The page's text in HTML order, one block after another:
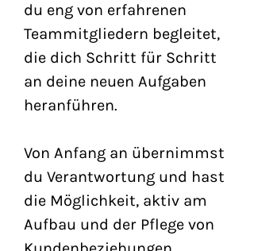
du eng von erfahrenen
Teammitgliedern begleitet,
die dich Schritt für Schritt
an deine neuen Aufgaben
heranführen.
Von Anfang an übernimmst
du Verantwortung und hast
die Möglichkeit, aktiv am
Aufbau und der Pflege von